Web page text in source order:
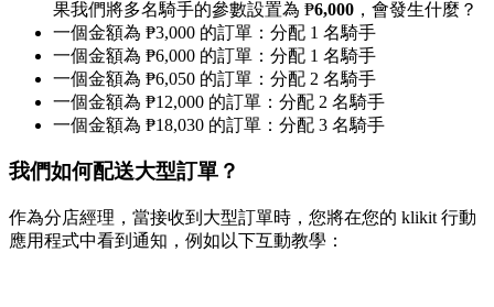
果我們將多名騎手的參數設置為 ₱6,000 ，會發生什麼？
一個金額為 ₱3,000 的訂單：分配 1 名騎手
一個金額為 ₱6,000 的訂單：分配 1 名騎手
一個金額為 ₱6,050 的訂單：分配 2 名騎手
一個金額為 ₱12,000 的訂單：分配 2 名騎手
一個金額為 ₱18,030 的訂單：分配 3 名騎手
我們如何配送大型訂單？
作為分店經理，當接收到大型訂單時，您將在您的 klikit 行動
應用程式中看到通知，例如以下互動教學：